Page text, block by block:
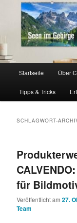
primären
springen
sekundären
springen
share creativity
Startseite Über
Tipps & Tricks
SCHLAGWORT-
für
Veröffentlicht am27.
Team